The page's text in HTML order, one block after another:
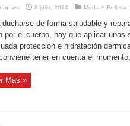
8 julio, 2014 Moda Y Belleza
ducharse de forma saludable y
por el cuerpo, hay que aplicar
protección e hidratación
tener en cuenta el
Más »